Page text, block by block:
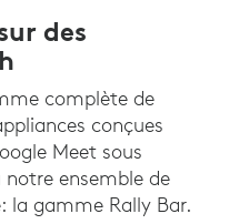
des
complète de
conçues
Meet sous
ensemble de
la gamme Rally Bar.